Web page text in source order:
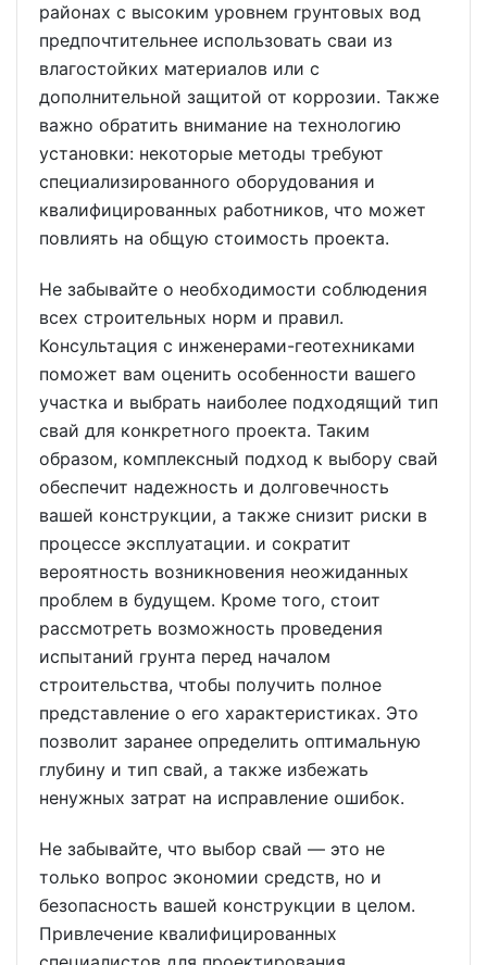
районах с высоким уровнем грунтовых вод
предпочтительнее использовать сваи из
влагостойких материалов или с
дополнительной защитой от коррозии. Также
важно обратить внимание на технологию
установки: некоторые методы требуют
специализированного оборудования и
квалифицированных работников, что может
повлиять на общую стоимость проекта.
Не забывайте о необходимости соблюдения
всех строительных норм и правил.
Консультация с инженерами-геотехниками
поможет вам оценить особенности вашего
участка и выбрать наиболее подходящий тип
свай для конкретного проекта. Таким
образом, комплексный подход к выбору свай
обеспечит надежность и долговечность
вашей конструкции, а также снизит риски в
процессе эксплуатации. и сократит
вероятность возникновения неожиданных
проблем в будущем. Кроме того, стоит
рассмотреть возможность проведения
испытаний грунта перед началом
строительства, чтобы получить полное
представление о его характеристиках. Это
позволит заранее определить оптимальную
глубину и тип свай, а также избежать
ненужных затрат на исправление ошибок.
Не забывайте, что выбор свай — это не
только вопрос экономии средств, но и
безопасность вашей конструкции в целом.
Привлечение квалифицированных